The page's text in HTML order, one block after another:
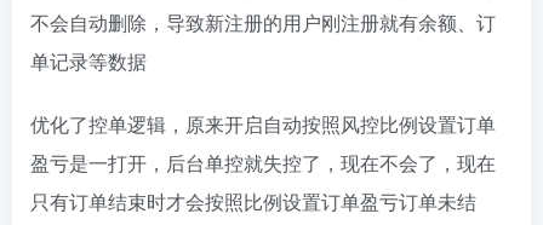
不会自动删除，导致新注册的用户刚注册就有余额、订
单记录等数据
优化了控单逻辑，原来开启自动按照风控比例设置订单
盈亏是一打开，后台单控就失控了，现在不会了，现在
只有订单结束时才会按照比例设置订单盈亏订单未结